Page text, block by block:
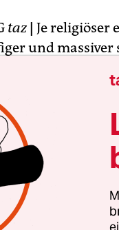
taz | Je religiöser
und massiver
(KFN), die
für Pfeiffers
Schülern aus
Erwachsenen